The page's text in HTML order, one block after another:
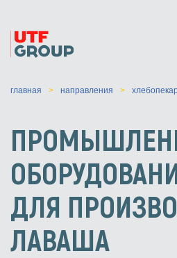
главная направления
ДЛЯ
ЛАВАША